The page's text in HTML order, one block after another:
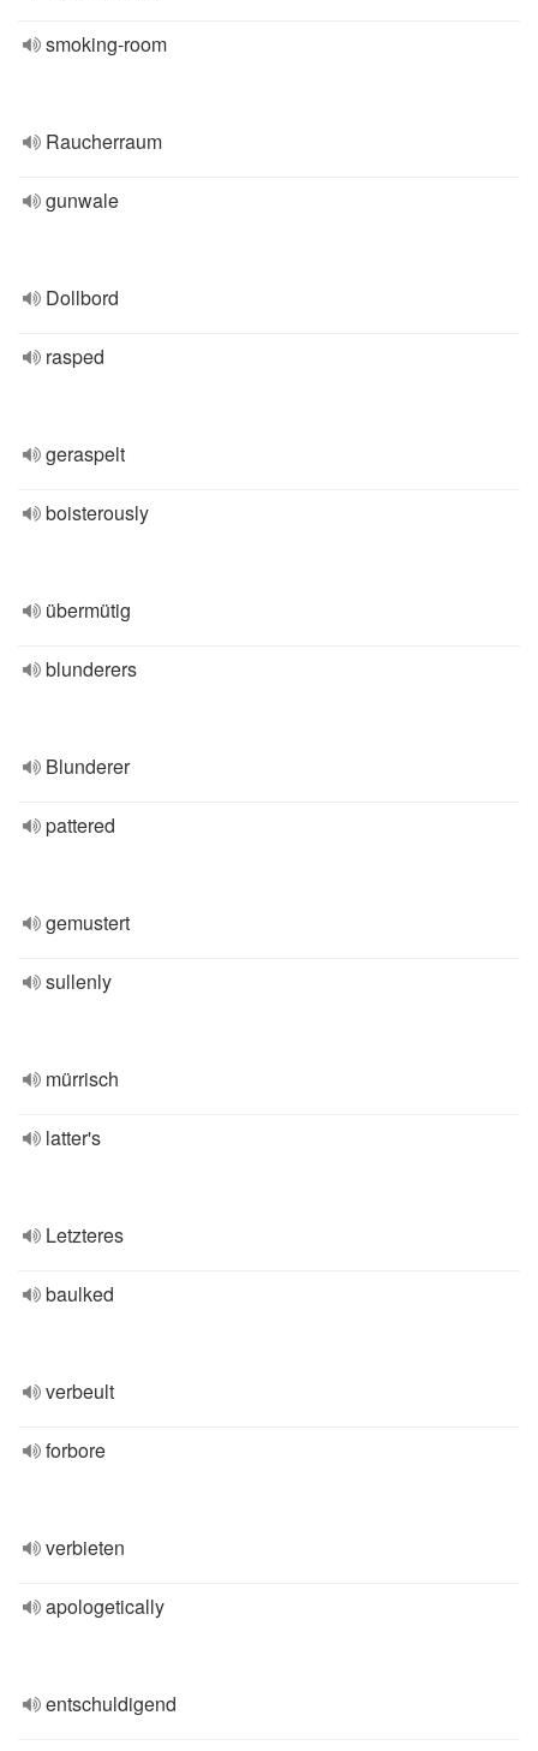
smoking-room
Raucherraum
gunwale
Dollbord
rasped
geraspelt
boisterously
übermütig
blunderers
Blunderer
pattered
gemustert
sullenly
mürrisch
latter's
Letzteres
baulked
verbeult
forbore
verbieten
apologetically
entschuldigend